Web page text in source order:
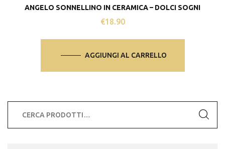
ANGELO SONNELLINO IN CERAMICA – DOLCI SOGNI
€18.90
AGGIUNGI AL CARRELLO